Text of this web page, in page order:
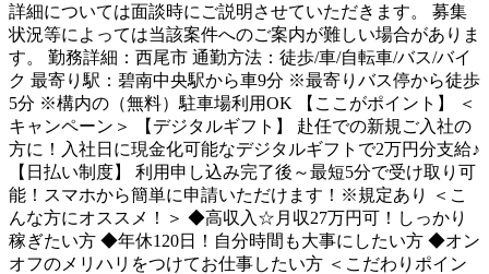
詳細については面談時にご説明させていただきます。 募集
状況等によっては当該案件へのご案内が難しい場合がありま
す。 勤務詳細：西尾市 通勤方法：徒歩/車/自転車/バス/バイ
ク 最寄り駅：碧南中央駅から車9分 ※最寄りバス停から徒歩
5分 ※構内の（無料）駐車場利用OK 【ここがポイント】 ＜
キャンペーン＞ 【デジタルギフト】 赴任での新規ご入社の
方に！入社日に現金化可能なデジタルギフトで2万円分支給♪
【日払い制度】 利用申し込み完了後～最短5分で受け取り可
能！スマホから簡単に申請いただけます！※規定あり ＜こ
んな方にオススメ！＞ ◆高収入☆月収27万円可！しっかり
稼ぎたい方 ◆年休120日！自分時間も大事にしたい方 ◆オン
オフのメリハリをつけてお仕事したい方 ＜こだわりポイン